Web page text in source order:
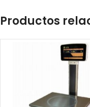
Productos